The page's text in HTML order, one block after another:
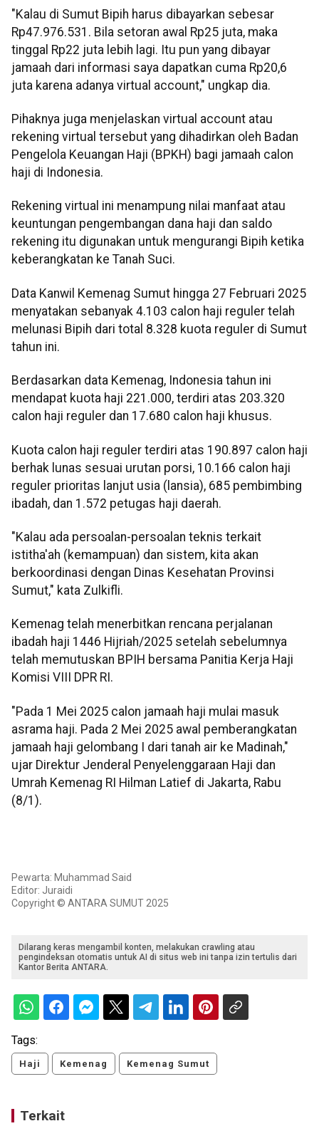
"Kalau di Sumut Bipih harus dibayarkan sebesar
Rp47.976.531. Bila setoran awal Rp25 juta, maka
tinggal Rp22 juta lebih lagi. Itu pun yang dibayar
jamaah dari informasi saya dapatkan cuma Rp20,6
juta karena adanya virtual account," ungkap dia.
Pihaknya juga menjelaskan virtual account atau
rekening virtual tersebut yang dihadirkan oleh Badan
Pengelola Keuangan Haji (BPKH) bagi jamaah calon
haji di Indonesia.
Rekening virtual ini menampung nilai manfaat atau
keuntungan pengembangan dana haji dan saldo
rekening itu digunakan untuk mengurangi Bipih ketika
keberangkatan ke Tanah Suci.
Data Kanwil Kemenag Sumut hingga 27 Februari 2025
menyatakan sebanyak 4.103 calon haji reguler telah
melunasi Bipih dari total 8.328 kuota reguler di Sumut
tahun ini.
Berdasarkan data Kemenag, Indonesia tahun ini
mendapat kuota haji 221.000, terdiri atas 203.320
calon haji reguler dan 17.680 calon haji khusus.
Kuota calon haji reguler terdiri atas 190.897 calon haji
berhak lunas sesuai urutan porsi, 10.166 calon haji
reguler prioritas lanjut usia (lansia), 685 pembimbing
ibadah, dan 1.572 petugas haji daerah.
"Kalau ada persoalan-persoalan teknis terkait
istitha'ah (kemampuan) dan sistem, kita akan
berkoordinasi dengan Dinas Kesehatan Provinsi
Sumut," kata Zulkifli.
Kemenag telah menerbitkan rencana perjalanan
ibadah haji 1446 Hijriah/2025 setelah sebelumnya
telah memutuskan BPIH bersama Panitia Kerja Haji
Komisi VIII DPR RI.
"Pada 1 Mei 2025 calon jamaah haji mulai masuk
asrama haji. Pada 2 Mei 2025 awal pemberangkatan
jamaah haji gelombang I dari tanah air ke Madinah,"
ujar Direktur Jenderal Penyelenggaraan Haji dan
Umrah Kemenag RI Hilman Latief di Jakarta, Rabu
(8/1).
Pewarta: Muhammad Said
Editor: Juraidi
Copyright © ANTARA SUMUT 2025
Dilarang keras mengambil konten, melakukan crawling atau
pengindeksan otomatis untuk AI di situs web ini tanpa izin tertulis dari
Kantor Berita ANTARA.
Tags:
Haji Kemenag Kemenag Sumut
Terkait